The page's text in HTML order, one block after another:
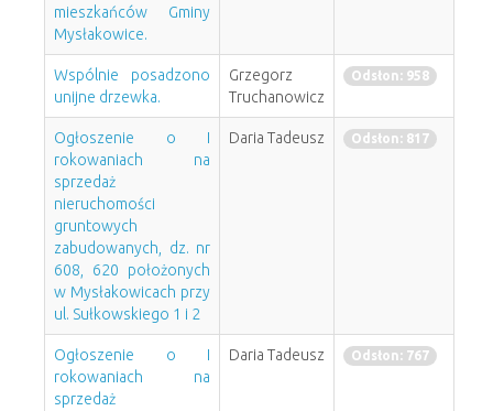
mieszkańców Gminy
Mysłakowice.
Wspólnie posadzono
unijne drzewka.
Grzegorz
Truchanowicz
Odsłon: 958
Ogłoszenie o I
rokowaniach na
sprzedaż
nieruchomości
gruntowych
zabudowanych, dz. nr
608, 620 położonych
w Mysłakowicach przy
ul. Sułkowskiego 1 i 2
Daria Tadeusz Odsłon: 817
Ogłoszenie o I
rokowaniach na
sprzedaż
Daria Tadeusz Odsłon: 767